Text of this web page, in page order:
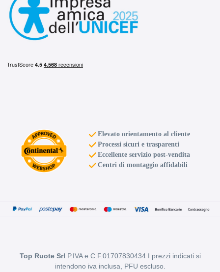
Elevato orientamento al cliente
Processi sicuri e trasparenti
Eccellente servizio post-vendita
Centri di montaggio affidabili
Top Ruote Srl P.IVA e C.F.01707830434 I prezzi indicati si
intendono iva inclusa, PFU escluso.